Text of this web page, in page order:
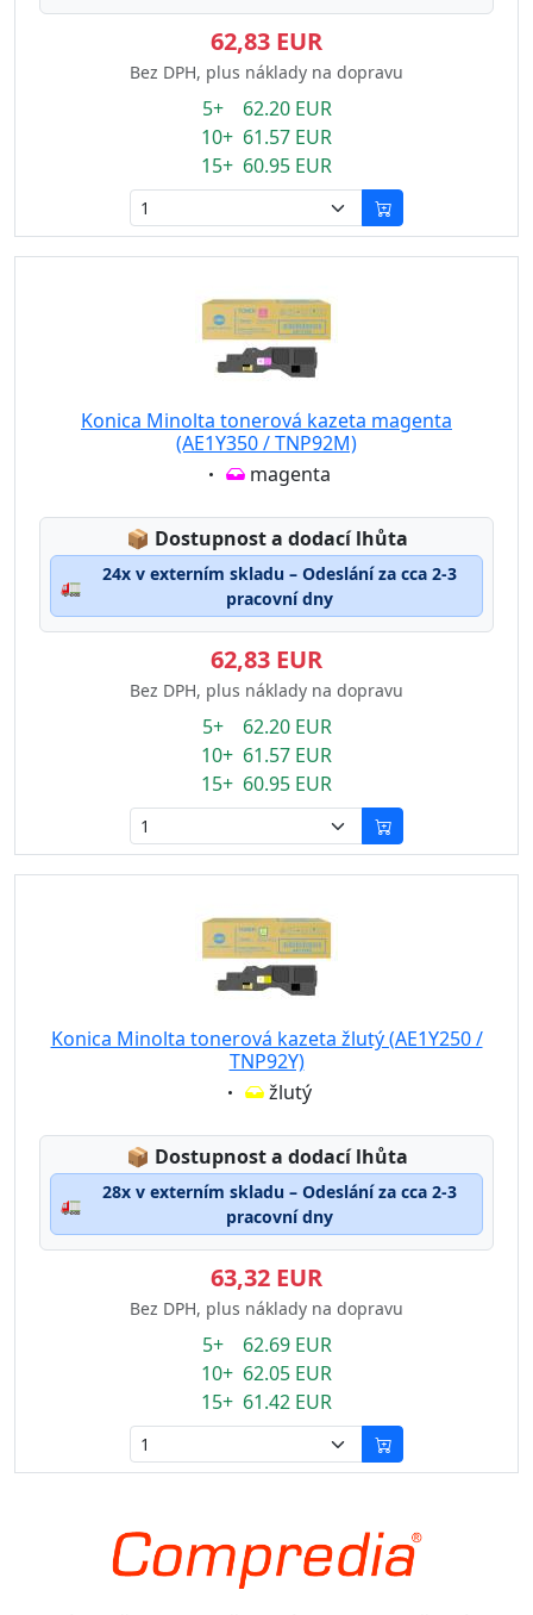
62,83 EUR
Bez DPH, plus náklady na dopravu
5+ 62.20 EUR
10+ 61.57 EUR
15+ 60.95 EUR
Konica Minolta tonerová kazeta magenta
(AE1Y350 / TNP92M)
Eigenschaft:
magenta
📦 Lagerstatus:
Dostupnost a dodací lhůta
🚛
24x v externím skladu – Odeslání za cca 2-3
pracovní dny
62,83 EUR
Bez DPH, plus náklady na dopravu
5+ 62.20 EUR
10+ 61.57 EUR
15+ 60.95 EUR
Konica Minolta tonerová kazeta žlutý (AE1Y250 /
TNP92Y)
Eigenschaft:
žlutý
📦 Lagerstatus:
Dostupnost a dodací lhůta
🚛
28x v externím skladu – Odeslání za cca 2-3
pracovní dny
63,32 EUR
Bez DPH, plus náklady na dopravu
5+ 62.69 EUR
10+ 62.05 EUR
15+ 61.42 EUR